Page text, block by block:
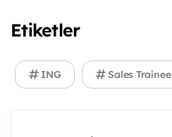
Etiketler
ING Sales Trainee